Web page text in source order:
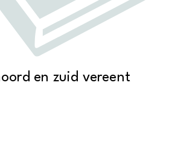
en zuid vereent